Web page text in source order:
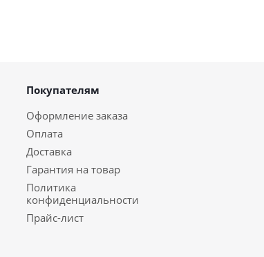
Покупателям
Оформление заказа
Оплата
Доставка
Гарантия на товар
Политика
конфиденциальности
Прайс-лист